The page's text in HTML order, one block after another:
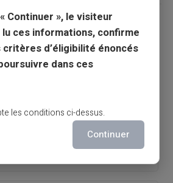
Continuer », le visiteur
ces informations, confirme
critères d’éligibilité énoncés
dans ces
les conditions ci-dessus.
Continuer